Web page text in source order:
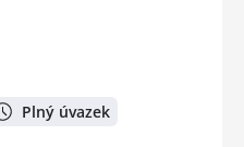
Plný úvazek